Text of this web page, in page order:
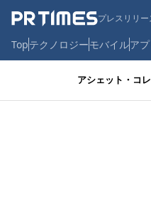
プレスリリ
Topテクノロジーモバイルアプ
アシェット・コ